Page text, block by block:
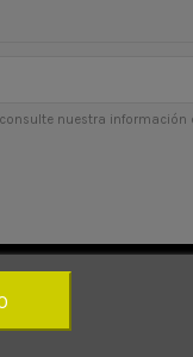
nuestra información